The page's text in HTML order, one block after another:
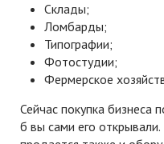
Склады;
Ломбарды;
Типографии;
Фотостудии;
Фермерское
Сейчас покупка бизнеса
б вы сами его